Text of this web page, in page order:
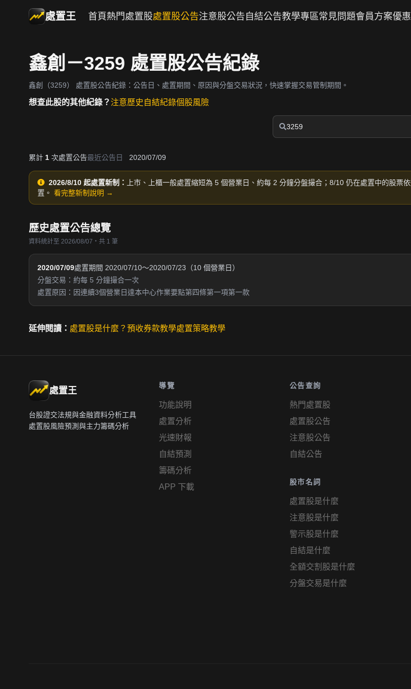
處置王 首頁 熱門處置股處置股公告注意股公告 自結公告教學專區常見問題會員方案優
鑫創－3259 處置股公告紀錄
鑫創（3259） 處置股公告紀錄：公告日、處置期間、原因與分盤交易狀況，快速掌握交易管制期間。
想查此股的其他紀錄？注意歷史自結紀錄個股風險
累計 1 次處置公告最近公告日 2020/07/09
2026/8/10 起處置新制：
上市、上櫃一般處置縮短為 5 個營業日、約每 2 分鐘分盤撮合；8/10 仍在處置中的股
置。 看完整新制說明 →
歷史處置公告總覽
資料統計至 2026/08/07・共 1 筆
2020/07/09處置期間 2020/07/10～2020/07/23（10 個營業日）
分盤交易：約每 5 分鐘撮合一次
處置原因：因連續3個營業日達本中心作業要點第四條第一項第一款
延伸閱讀： 處置股是什麼？ 預收券款教學處置策略教學
處置王
台股證交法規與金融資料分析工具
處置股風險預測與主力籌碼分析
導覽
功能說明
處置分析
光速財報
自結預測
籌碼分析
APP 下載
公告查詢
熱門處置股
處置股公告
注意股公告
自結公告
股市名詞
處置股是什麼
注意股是什麼
警示股是什麼
自結是什麼
全額交割股是什麼
分盤交易是什麼